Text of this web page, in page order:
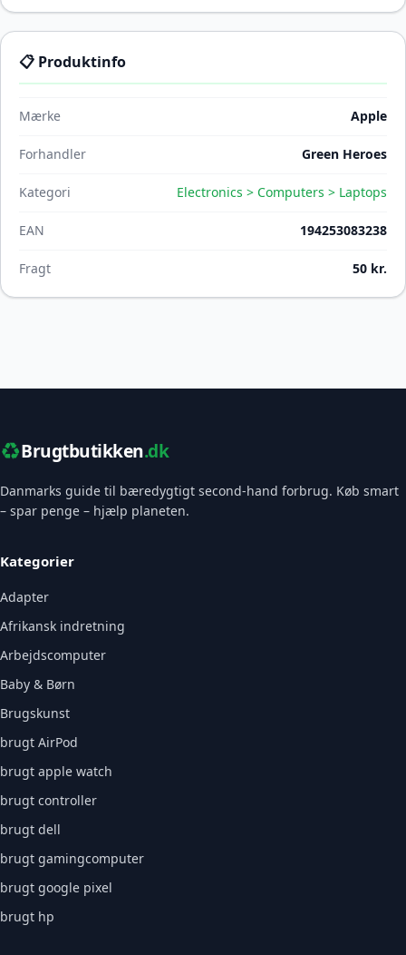
📋 Produktinfo
Mærke Apple
Forhandler Green Heroes
Kategori Electronics > Computers > Laptops
EAN 194253083238
Fragt 50 kr.
♻️Brugtbutikken.dk
Danmarks guide til bæredygtigt second-hand forbrug. Køb smart
– spar penge – hjælp planeten.
Kategorier
Adapter
Afrikansk indretning
Arbejdscomputer
Baby & Børn
Brugskunst
brugt AirPod
brugt apple watch
brugt controller
brugt dell
brugt gamingcomputer
brugt google pixel
brugt hp